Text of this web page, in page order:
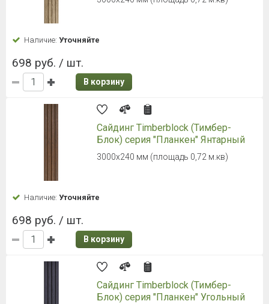
Наличие: Уточняйте
698 руб. / шт.
В корзину
Сайдинг Timberblock (Тимбер-
Блок) серия "Планкен" Янтарный
3000х240 мм (площадь 0,72 м.кв)
Наличие: Уточняйте
698 руб. / шт.
В корзину
Сайдинг Timberblock (Тимбер-
Блок) серия "Планкен" Угольный